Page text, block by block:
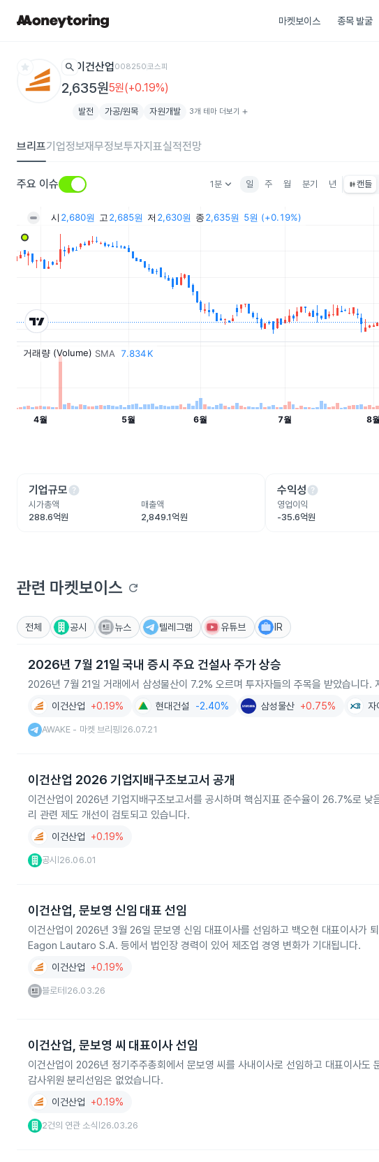
마켓보이스 종목 발굴
star search 이건산업008250코스피
2,635원5원(+0.19%)
발전 가공/원목 자원개발 3개 테마 더보기 add
브리프기업정보재무정보투자지표실적전망
주요 이슈 1분keyboard_arrow_down 일 주 월 분기 년 캔들
기업규모help
시가총액
288.6억원
매출액
2,849.1억원
수익성help
영업이익
-35.6억원
관련 마켓보이스 refresh
전체 공시 뉴스 텔레그램 유튜브 IR
2026년 7월 21일 국내 증시 주요 건설사 주가 상승
2026년 7월 21일 거래에서 삼성물산이 7.2% 오르며 투자자들의 주목을 받았습니다
이건산업 +0.19% 현대건설 -2.40% 삼성물산 +0.75% 자
AWAKE - 마켓 브리핑 26.07.21
이건산업 2026 기업지배구조보고서 공개
이건산업이 2026년 기업지배구조보고서를 공시하며 핵심지표 준수율이 26.7%로
리 관련 제도 개선이 검토되고 있습니다.
이건산업 +0.19%
공시 26.06.01
이건산업, 문보영 신임 대표 선임
이건산업이 2026년 3월 26일 문보영 신임 대표이사를 선임하고 백오현 대표이사가
Eagon Lautaro S.A. 등에서 법인장 경력이 있어 제조업 경영 변화가 기대됩니다.
이건산업 +0.19%
블로터 26.03.26
이건산업, 문보영 씨 대표이사 선임
이건산업이 2026년 정기주주총회에서 문보영 씨를 사내이사로 선임하고 대표이사
감사위원 분리선임은 없었습니다.
이건산업 +0.19%
2건의 연관 소식 26.03.26